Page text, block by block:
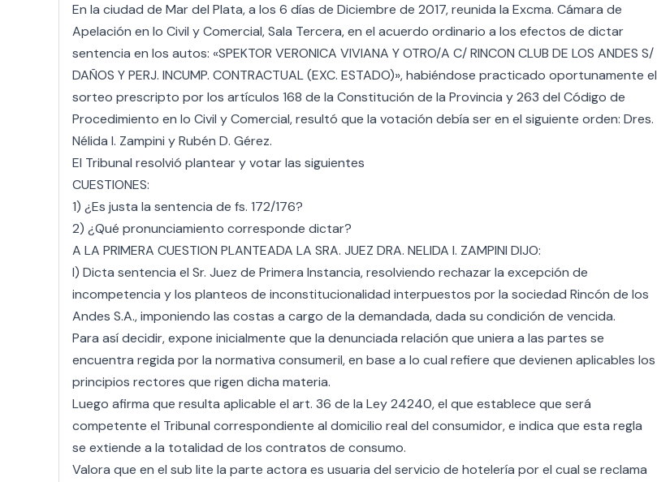
En la ciudad de Mar del Plata, a los 6 días de Diciembre de 2017, reunida la Excma. Cámara de
Apelación en lo Civil y Comercial, Sala Tercera, en el acuerdo ordinario a los efectos de dictar
sentencia en los autos: «SPEKTOR VERONICA VIVIANA Y OTRO/A C/ RINCON CLUB DE LOS ANDES S/
DAÑOS Y PERJ. INCUMP. CONTRACTUAL (EXC. ESTADO)», habiéndose practicado oportunamente el
sorteo prescripto por los artículos 168 de la Constitución de la Provincia y 263 del Código de
Procedimiento en lo Civil y Comercial, resultó que la votación debía ser en el siguiente orden: Dres.
Nélida I. Zampini y Rubén D. Gérez.
El Tribunal resolvió plantear y votar las siguientes
CUESTIONES:
1) ¿Es justa la sentencia de fs. 172/176?
2) ¿Qué pronunciamiento corresponde dictar?
A LA PRIMERA CUESTION PLANTEADA LA SRA. JUEZ DRA. NELIDA I. ZAMPINI DIJO:
I) Dicta sentencia el Sr. Juez de Primera Instancia, resolviendo rechazar la excepción de
incompetencia y los planteos de inconstitucionalidad interpuestos por la sociedad Rincón de los
Andes S.A., imponiendo las costas a cargo de la demandada, dada su condición de vencida.
Para así decidir, expone inicialmente que la denunciada relación que uniera a las partes se
encuentra regida por la normativa consumeril, en base a lo cual refiere que devienen aplicables los
principios rectores que rigen dicha materia.
Luego afirma que resulta aplicable el art. 36 de la Ley 24240, el que establece que será
competente el Tribunal correspondiente al domicilio real del consumidor, e indica que esta regla
se extiende a la totalidad de los contratos de consumo.
Valora que en el sub lite la parte actora es usuaria del servicio de hotelería por el cual se reclama